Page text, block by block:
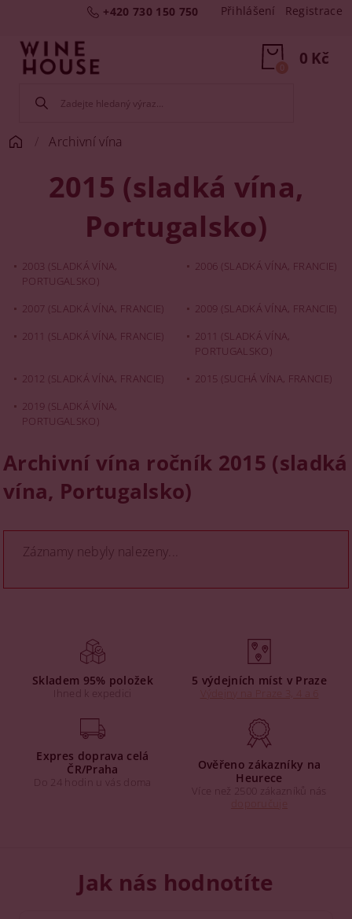
+420 730 150 750 Přihlášení Registrace
0 Kč
0
Archivní vína
2015 (sladká vína,
Portugalsko)
2003 (SLADKÁ VÍNA,
PORTUGALSKO)
2006 (SLADKÁ VÍNA, FRANCIE)
2007 (SLADKÁ VÍNA, FRANCIE)
2009 (SLADKÁ VÍNA, FRANCIE)
2011 (SLADKÁ VÍNA, FRANCIE)
2011 (SLADKÁ VÍNA,
PORTUGALSKO)
2012 (SLADKÁ VÍNA, FRANCIE)
2015 (SUCHÁ VÍNA, FRANCIE)
2019 (SLADKÁ VÍNA,
PORTUGALSKO)
Archivní vína ročník 2015 (sladká
vína, Portugalsko)
Záznamy nebyly nalezeny...
Skladem 95% položek
Ihned k expedici
5 výdejních míst v Praze
Expres doprava celá
ČR/Praha
Do 24 hodin u vás doma
Ověřeno zákazníky na
Heurece
Více než 2500 zákazníků nás
Jak nás hodnotíte